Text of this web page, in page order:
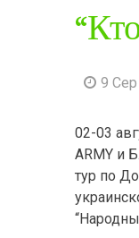
9
02-03
ARMY и
тур по